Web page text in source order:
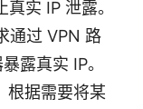
实 IP 泄露。
通过 VPN 路
露真实 IP。
根据需要将某